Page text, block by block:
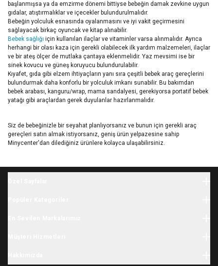
başlanmışsa ya da emzirme dönemi bittiyse bebeğin damak zevkine uygun
gıdalar, atıştırmalıklar ve içecekler bulundurulmalıdır.
Bebeğin yolculuk esnasında oyalanmasını ve iyi vakit geçirmesini
sağlayacak birkaç oyuncak ve kitap alınabilir.
Bebek sağlığı için kullanılan ilaçlar ve vitaminler varsa alınmalıdır. Ayrıca
herhangi bir olası kaza için gerekli olabilecek ilk yardım malzemeleri, ilaçlar
ve bir ateş ölçer de mutlaka çantaya eklenmelidir. Yaz mevsimi ise bir
sinek kovucu ve güneş koruyucu bulundurulabilir.
Kıyafet, gıda gibi elzem ihtiyaçların yanı sıra çeşitli bebek araç gereçlerini
bulundurmak daha konforlu bir yolculuk imkanı sunabilir. Bu bakımdan
bebek arabası, kanguru/wrap, mama sandalyesi, gerekiyorsa portatif bebek
yatağı gibi araçlardan gerek duyulanlar hazırlanmalıdır.
Siz de bebeğinizle bir seyahat planlıyorsanız ve bunun için gerekli araç
gereçleri satın almak istiyorsanız, geniş ürün yelpazesine sahip
Minycenter'dan dilediğiniz ürünlere kolayca ulaşabilirsiniz.